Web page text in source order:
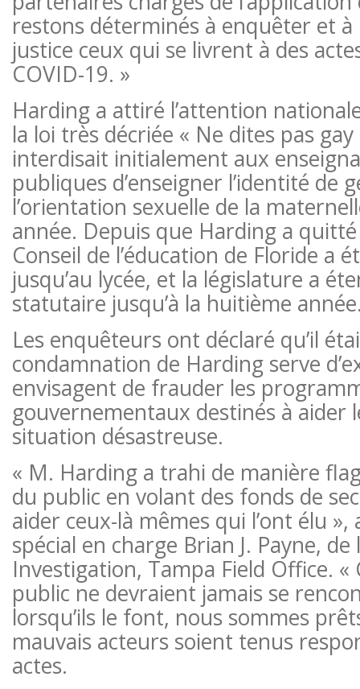
restons déterminés à enquêter et
justice ceux qui se livrent à des
COVID-19. »
Harding a attiré l’attention
la loi très décriée « Ne dites pas
interdisait initialement aux
publiques d’enseigner l’identité de
l’orientation sexuelle de la
année. Depuis que Harding a
Conseil de l’éducation de Floride a
jusqu’au lycée, et la législature a
statutaire jusqu’à la huitième
Les enquêteurs ont déclaré qu’il
condamnation de Harding serve
envisagent de frauder les
gouvernementaux destinés à aider
situation désastreuse.
« M. Harding a trahi de manière
du public en volant des fonds de
aider ceux-là mêmes qui l’ont élu »,
spécial en charge Brian J. Payne, de
Investigation, Tampa Field Office. «
public ne devraient jamais se
lorsqu’ils le font, nous sommes
mauvais acteurs soient tenus
actes.